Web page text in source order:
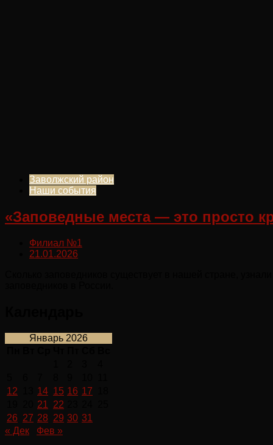
Заволжский район
Наши события
«Заповедные места — это просто
Филиал №1
21.01.2026
Январь 2026
12
14 15 16 17
21 22
26 27 28 29 30 31
« Дек
Фев »